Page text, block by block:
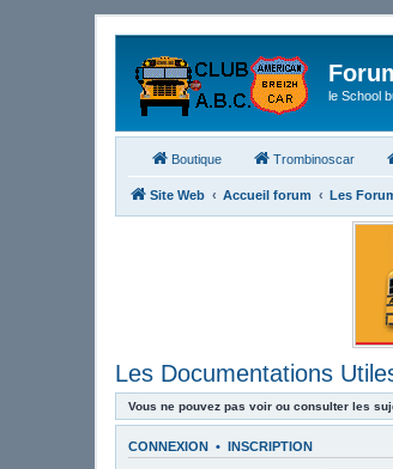
le School
Boutique Trombinoscar
Site Web Accueil forum Les
Les Documentations
Vous ne pouvez pas voir ou consulter les
CONNEXION • INSCRIPTION